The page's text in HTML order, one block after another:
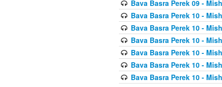
Bava Basra Perek 09 -
Bava Basra Perek 10 -
Bava Basra Perek 10 -
Bava Basra Perek 10 -
Bava Basra Perek 10 -
Bava Basra Perek 10 -
Bava Basra Perek 10 -